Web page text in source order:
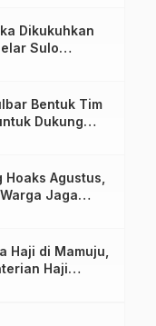
Dikukuhkan
Sulo
Bentuk Tim
Dukung
di
Agustus,
Jaga
Haji di Mamuju,
Haji